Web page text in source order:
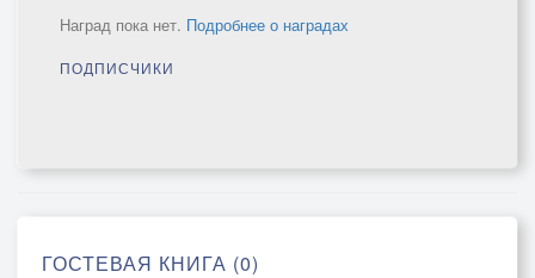
Наград пока нет. Подробнее о наградах
ПОДПИСЧИКИ
ГОСТЕВАЯ КНИГА (0)